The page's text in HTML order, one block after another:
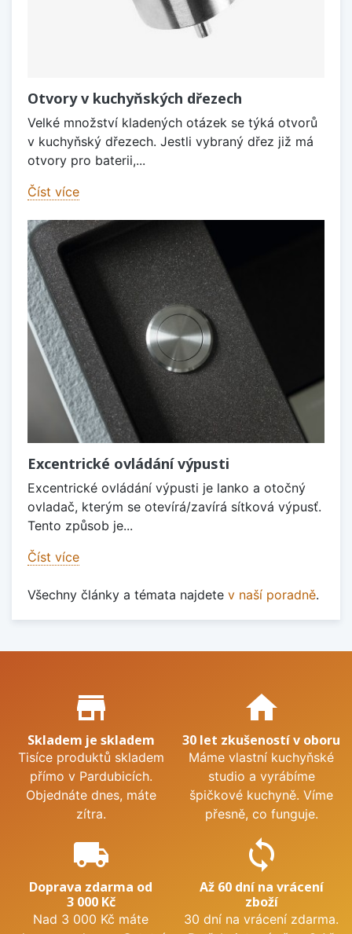
Otvory v kuchyňských dřezech
Velké množství kladených otázek se týká otvorů
v kuchyňský dřezech. Jestli vybraný dřez již má
otvory pro baterii,...
Číst více
Excentrické ovládání výpusti
Excentrické ovládání výpusti je lanko a otočný
ovladač, kterým se otevírá/zavírá sítková výpusť.
Tento způsob je...
Číst více
Všechny články a témata najdete v naší poradně.
Proč nakupovat u nás?
store_mall_directory
Skladem je skladem
Tisíce produktů skladem
přímo v Pardubicích.
Objednáte dnes, máte
zítra.
home
30 let zkušeností v oboru
Máme vlastní kuchyňské
studio a vyrábíme
špičkové kuchyně. Víme
přesně, co funguje.
local_shipping
Doprava zdarma od
3 000 Kč
Nad 3 000 Kč máte
sync
Až 60 dní na vrácení
zboží
30 dní na vrácení zdarma.